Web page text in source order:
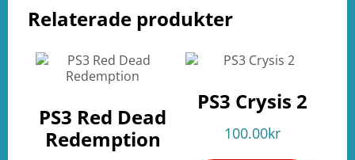
Relaterade produkter
PS3 Red Dead
Redemption
PS3 Crysis 2
100.00kr